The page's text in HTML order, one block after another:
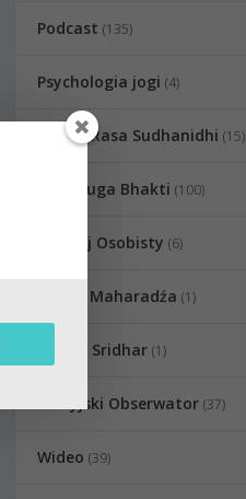
Podcast (135)
Psychologia jogi (4)
Radha Rasa Sudhanidhi (15)
Raganuga Bhakti (100)
Rozwój Osobisty (6)
Sadhu Maharadźa (1)
Swami Sridhar(1)
Wedyjski Obserwator(37)
Wideo (39)